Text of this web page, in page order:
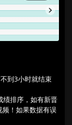
到3小时就结束
绩排序，如有新晋
频！如果数据有误